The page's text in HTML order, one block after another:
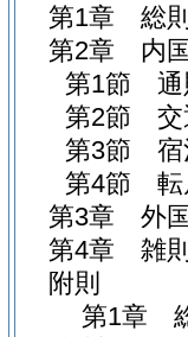
第1章
総
第2章
内
第1節
第2節
第3節
第4節
第3章
外
第4章
雑
附則
第1章